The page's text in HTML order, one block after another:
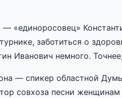
«единоросовец»
заботиться о
Иванович немного.
— спикер областной
совхоза песни